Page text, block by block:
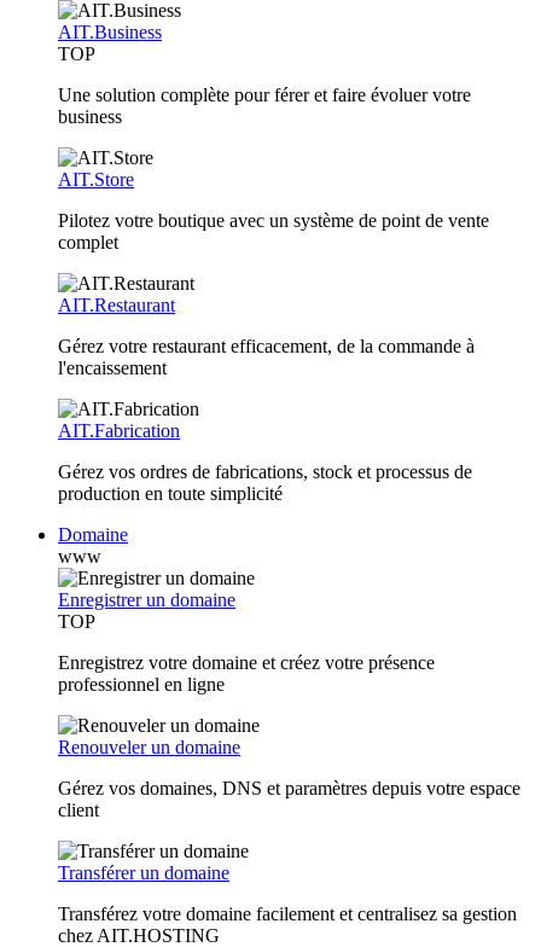
AIT.Business
TOP
Une solution complète pour férer et faire évoluer votre
business
AIT.Store
Pilotez votre boutique avec un système de point de vente
complet
AIT.Restaurant
Gérez votre restaurant efficacement, de la commande à
l'encaissement
AIT.Fabrication
Gérez vos ordres de fabrications, stock et processus de
production en toute simplicité
Domaine
www
Enregistrer un domaine
TOP
Enregistrez votre domaine et créez votre présence
professionnel en ligne
Renouveler un domaine
Gérez vos domaines, DNS et paramètres depuis votre espace
client
Transférer un domaine
Transférez votre domaine facilement et centralisez sa gestion
chez AIT.HOSTING